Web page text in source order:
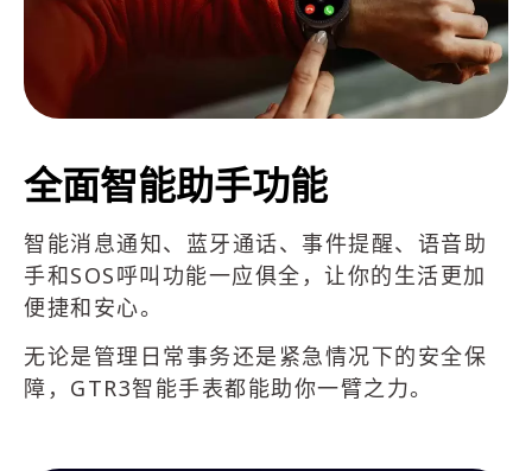
全面智能助手功能
智能消息通知、蓝牙通话、事件提醒、语音助
手和SOS呼叫功能一应俱全，让你的生活更加
便捷和安心。
无论是管理日常事务还是紧急情况下的安全保
障，GTR3智能手表都能助你一臂之力。